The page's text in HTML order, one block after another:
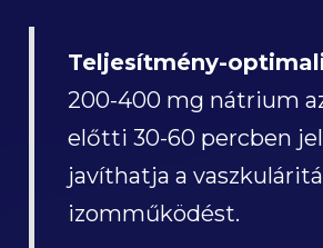
Teljesítmény-
200-400 mg nátrium
előtti 30-60 percben
javíthatja a
izomműködést.